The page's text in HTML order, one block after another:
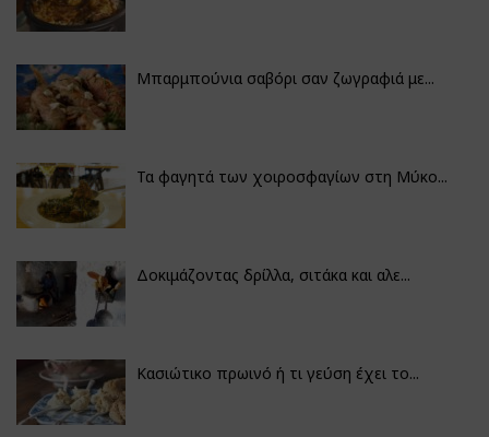
Μπαρμπούνια σαβόρι σαν ζωγραφιά με...
Τα φαγητά των χοιροσφαγίων στη Μύκο...
Δοκιμάζοντας δρίλλα, σιτάκα και αλε...
Κασιώτικο πρωινό ή τι γεύση έχει το...